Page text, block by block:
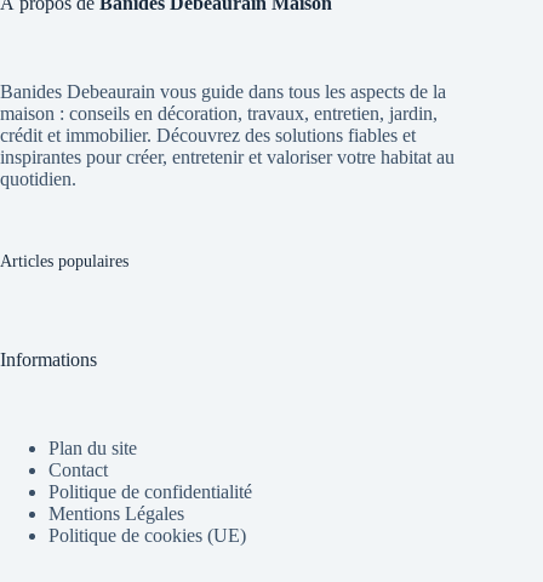
Banides Debeaurain vous guide dans tous les aspects de la
maison : conseils en décoration, travaux, entretien, jardin,
crédit et immobilier. Découvrez des solutions fiables et
inspirantes pour créer, entretenir et valoriser votre habitat au
quotidien.
Articles populaires
Informations
Plan du site
Contact
Politique de confidentialité
Mentions Légales
Politique de cookies (UE)